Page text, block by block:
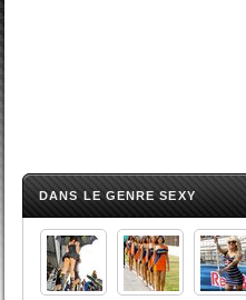
DANS LE GENRE SEXY